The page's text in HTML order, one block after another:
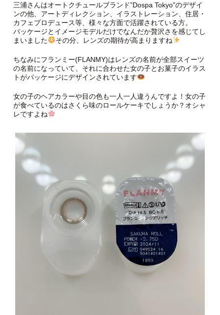
三浦さんはオートクチュールブランド”Dospa Tokyo”のデザイ
ンの他、アートディレクション、イラストレーション、住居・
カフェプロデュース等、様々な方面で活躍されている方。
パッケージとイメージモデルだけでなんだか贅沢さを感じてし
まいました
その分、レンズの期待が高まりますね
ちなみにフランミー(FLANMY)はレンズの名前が全部スイーツ
の名前になっていて、それに合わせた女の子とお菓子のイラス
トがパッケージにデザインされています
女の子のヘアカラーや目の色も一人一人違うんですよ！女の子
が食べているのはさくら味のロールケーキでしょうか？オシャ
レですよね